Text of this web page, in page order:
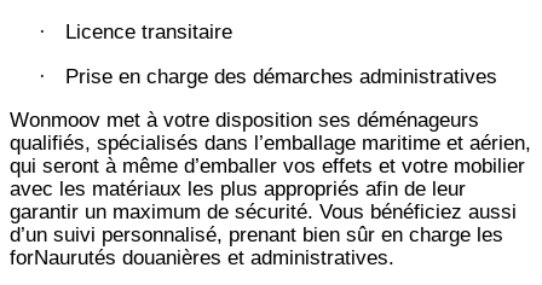
· Licence transitaire
·
Prise en charge des démarches administratives
Wonmoov met à votre disposition ses déménageurs
qualifiés, spécialisés dans l’emballage maritime et aérien,
qui seront à même d’emballer vos effets et votre mobilier
avec les matériaux les plus appropriés afin de leur
garantir un maximum de sécurité. Vous bénéficiez aussi
d’un suivi personnalisé, prenant bien sûr en charge les
forNaurutés douanières et administratives.